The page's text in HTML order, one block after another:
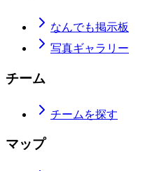
なんでも掲示板
写真ギャラリー
チーム
チームを探す
マップ